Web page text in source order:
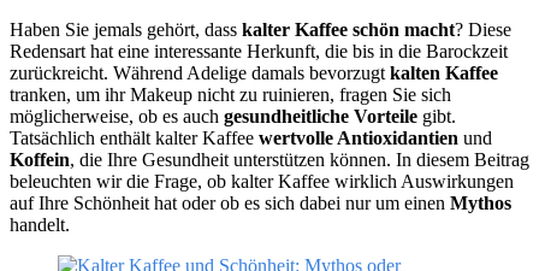
Haben Sie jemals gehört, dass kalter Kaffee schön macht? Diese
Redensart hat eine interessante Herkunft, die bis in die Barockzeit
zurückreicht. Während Adelige damals bevorzugt kalten Kaffee
tranken, um ihr Makeup nicht zu ruinieren, fragen Sie sich
möglicherweise, ob es auch gesundheitliche Vorteile gibt.
Tatsächlich enthält kalter Kaffee wertvolle Antioxidantien und
Koffein, die Ihre Gesundheit unterstützen können. In diesem Beitrag
beleuchten wir die Frage, ob kalter Kaffee wirklich Auswirkungen
auf Ihre Schönheit hat oder ob es sich dabei nur um einen Mythos
handelt.